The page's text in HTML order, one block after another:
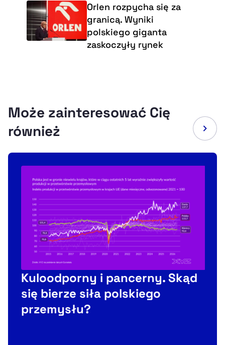
Orlen rozpycha się za
granicą. Wyniki
polskiego giganta
zaskoczyły rynek
Może zainteresować Cię
również
Kuloodporny i pancerny. Skąd
się bierze siła polskiego
przemysłu?